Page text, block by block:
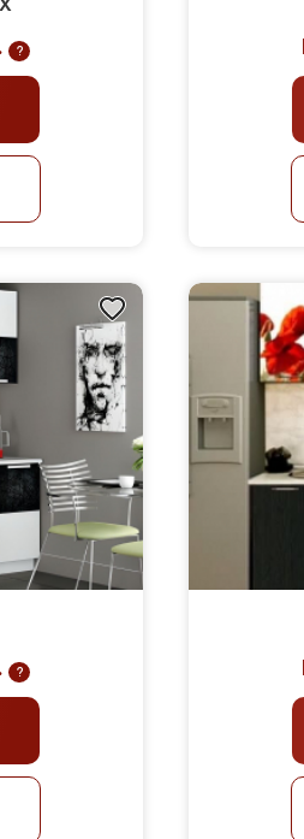
?
?